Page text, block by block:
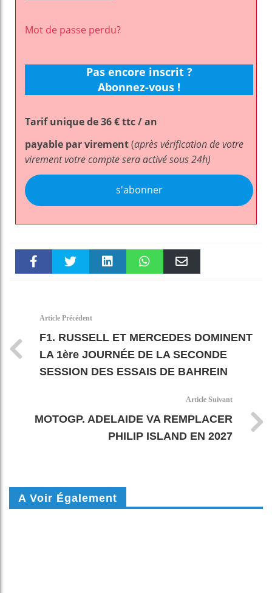
Mot de passe perdu?
Pas encore inscrit ?
Abonnez-vous !
Tarif unique de 36 € ttc / an
payable par virement(après vérification de votre
virement votre compte sera activé sous 24h)
s'abonner
Article Précédent
F1. RUSSELL ET MERCEDES DOMINENT
LA 1ère JOURNÉE DE LA SECONDE
SESSION DES ESSAIS DE BAHREIN
Article Suivant
MOTOGP. ADELAIDE VA REMPLACER
PHILIP ISLAND EN 2027
A Voir Également